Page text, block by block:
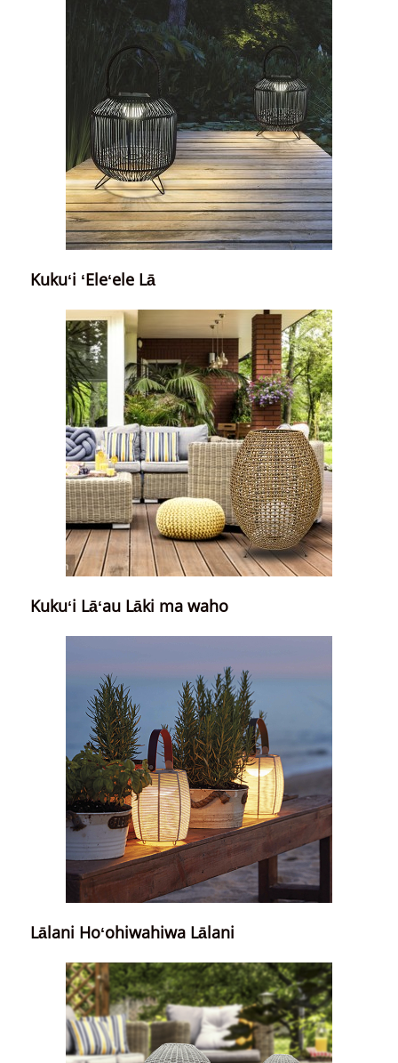
Kukuʻi ʻEleʻele Lā
Kukuʻi Lāʻau Lāki ma waho
Lālani Hoʻohiwahiwa Lālani